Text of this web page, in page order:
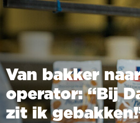
Van bakker
operator: “Bij
zit ik